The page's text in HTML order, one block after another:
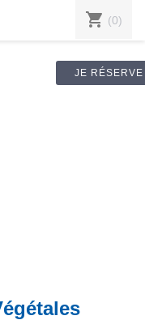
shopping_cart (0)
JE RÉSERVE